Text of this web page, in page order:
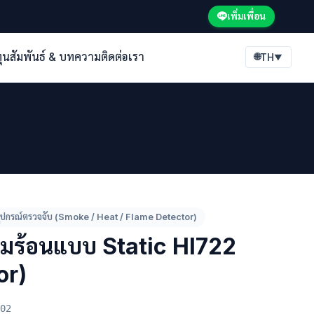
เพิ่มเพื่อน
นสัมพันธ์ & บทความติดต่อเรา 🌐TH▼
กรณ์ตรวจจับ (Smoke / Heat / Flame Detector)
ร้อนแบบ Static HI722